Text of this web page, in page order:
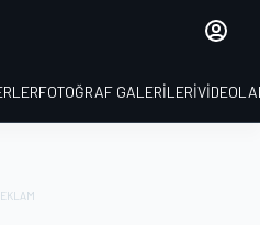
FOTOĞRAF GALERILERI